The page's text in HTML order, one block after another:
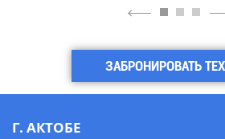
4
ЗАБРОНИРОВАТЬ
Г. АКТОБЕ